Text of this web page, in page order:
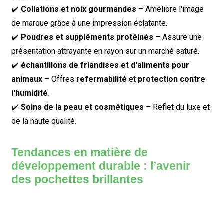
✔️ Collations et noix gourmandes – Améliore l'image
de marque grâce à une impression éclatante.
✔️ Poudres et suppléments protéinés – Assure une
présentation attrayante en rayon sur un marché saturé.
✔️ échantillons de friandises et d'aliments pour
animaux– Offres refermabilité et protection contre
l'humidité.
✔️ Soins de la peau et cosmétiques – Reflet du luxe et
de la haute qualité.
Tendances en matière de
développement durable : l’avenir
des pochettes brillantes